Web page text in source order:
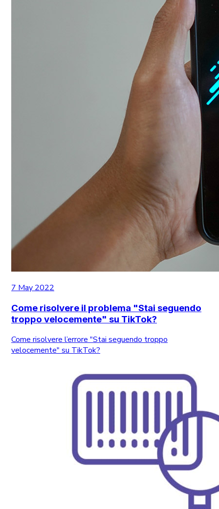
7 May 2022
Come risolvere il problema "Stai seguendo
troppo velocemente" su TikTok?
Come risolvere l’errore "Stai seguendo troppo
velocemente" su TikTok?